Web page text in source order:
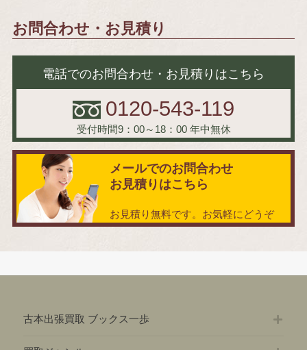
お問合わせ・お見積り
電話でのお問合わせ・お見積りはこちら
0120-543-119
受付時間9：00～18：00 年中無休
メールでのお問合わせ
お見積りはこちら
お見積り無料です。お気軽にどうぞ
古本出張買取 ブックス一歩